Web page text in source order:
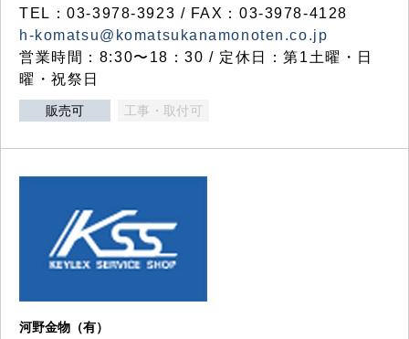
TEL：03-3978-3923 / FAX：03-3978-4128
h-komatsu@komatsukanamonoten.co.jp
営業時間：8:30〜18：30 / 定休日：第1土曜・日
曜・祝祭日
販売可 工事・取付可
河野金物（有）